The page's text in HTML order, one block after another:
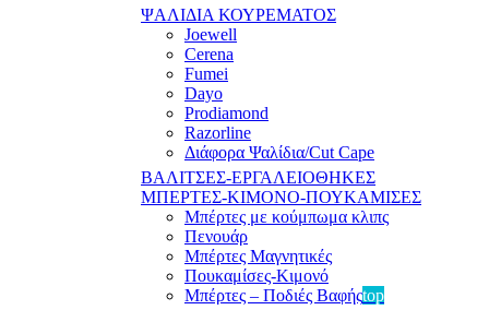
ΨΑΛΙΔΙΑ ΚΟΥΡΕΜΑΤΟΣ
Joewell
Cerena
Fumei
Dayo
Prodiamond
Razorline
Διάφορα Ψαλίδια/Cut Cape
ΒΑΛΙΤΣΕΣ-ΕΡΓΑΛΕΙΟΘΗΚΕΣ
ΜΠΕΡΤΕΣ-ΚΙΜΟΝΟ-ΠΟΥΚΑΜΙΣΕΣ
Μπέρτες με κούμπωμα κλιπς
Πενουάρ
Μπέρτες Μαγνητικές
Πουκαμίσες-Κιμονό
Μπέρτες – Ποδιές Βαφήςtop